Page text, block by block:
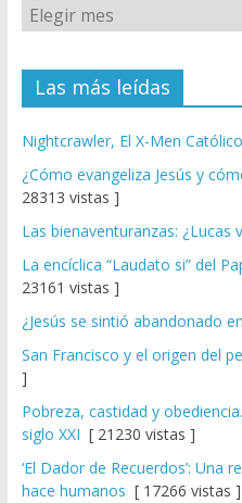
Las más leídas
Nightcrawler, El X-Men Católico
¿Cómo evangeliza Jesús y
28313 vistas ]
Las bienaventuranzas: ¿Lucas
La encíclica “Laudato si” del
23161 vistas ]
¿Jesús se sintió abandonado
San Francisco y el origen del
]
Pobreza, castidad y
siglo XXI [ 21230 vistas ]
‘El Dador de Recuerdos’: Una
hace humanos [ 17266 vistas ]